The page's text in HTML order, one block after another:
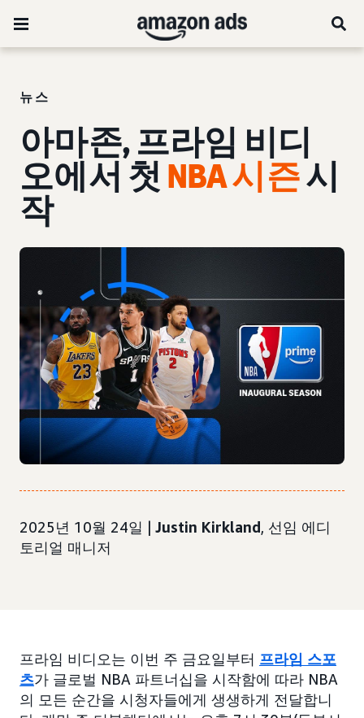
뉴스
아마존, 프라임 비디
오에서 첫 NBA 시즌시
작
2025년 10월 24일 | Justin Kirkland, 선임 에디
토리얼 매니저
프라임 비디오는 이번 주 금요일부터 프라임 스포
츠가 글로벌 NBA 파트너십을 시작함에 따라 NBA
의 모든 순간을 시청자들에게 생생하게 전달합니